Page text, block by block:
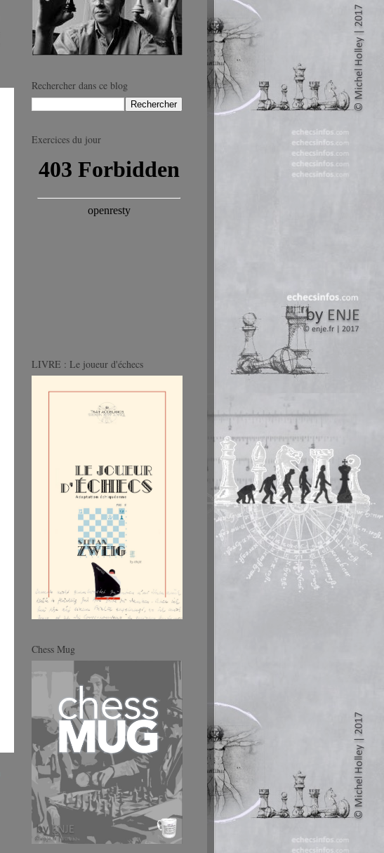
Rechercher dans ce blog
Exercices du jour
LIVRE : Le joueur d'échecs
Chess Mug